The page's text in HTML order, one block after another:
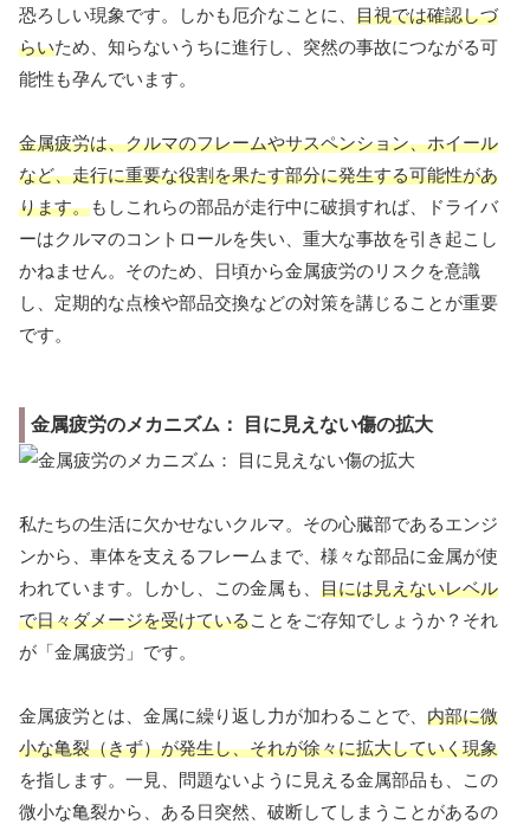
恐ろしい現象です。しかも厄介なことに、 目視では確認しづ
らいため、知らないうちに進行し、突然の事故につながる可
能性も孕んでいます。
金属疲労は、クルマのフレームやサスペンション、ホイール
など、走行に重要な役割を果たす部分に発生する可能性があ
ります。もしこれらの部品が走行中に破損すれば、ドライバ
ーはクルマのコントロールを失い、重大な事故を引き起こし
かねません。そのため、日頃から金属疲労のリスクを意識
し、定期的な点検や部品交換などの対策を講じることが重要
です。
金属疲労のメカニズム： 目に見えない傷の拡大
私たちの生活に欠かせないクルマ。その心臓部であるエンジ
ンから、車体を支えるフレームまで、様々な部品に金属が使
われています。しかし、この金属も、 目には見えないレベル
で日々ダメージを受けていることをご存知でしょうか？それ
が「金属疲労」です。
金属疲労とは、金属に繰り返し力が加わることで、 内部に微
小な亀裂（きず）が発生し、それが徐々に拡大していく現象
を指します。一見、問題ないように見える金属部品も、この
微小な亀裂から、ある日突然、破断してしまうことがあるの